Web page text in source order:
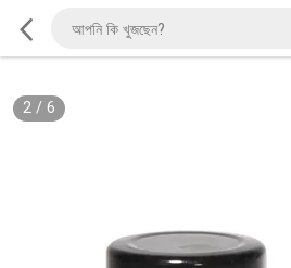
2/ 6